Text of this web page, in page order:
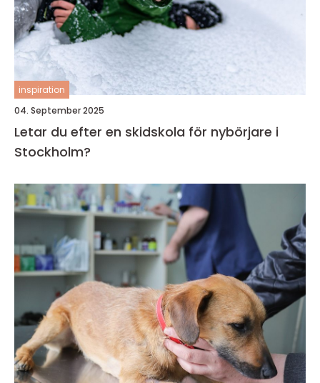
inspiration
04. September 2025
Letar du efter en skidskola för nybörjare i
Stockholm?